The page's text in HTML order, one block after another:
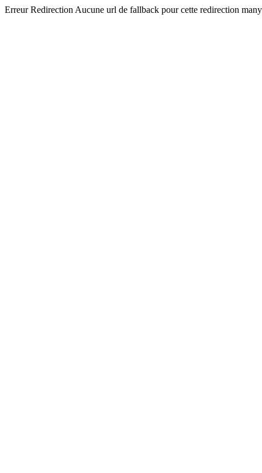
Erreur Redirection Aucune url de fallback pour cette redirection